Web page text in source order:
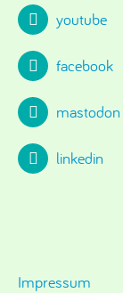
youtube
facebook
mastodon
linkedin
Impressum